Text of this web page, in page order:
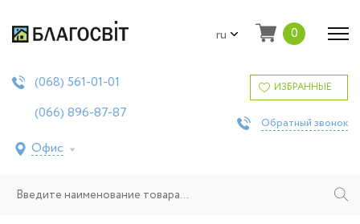
ru 0
(068) 561-01-01
(066) 896-87-87
Офис
ИЗБРАННЫЕ
Обратный звонок